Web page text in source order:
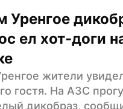
Уренгое
ел хот-доги
жители
гостя. На АЗС
дикобраз,